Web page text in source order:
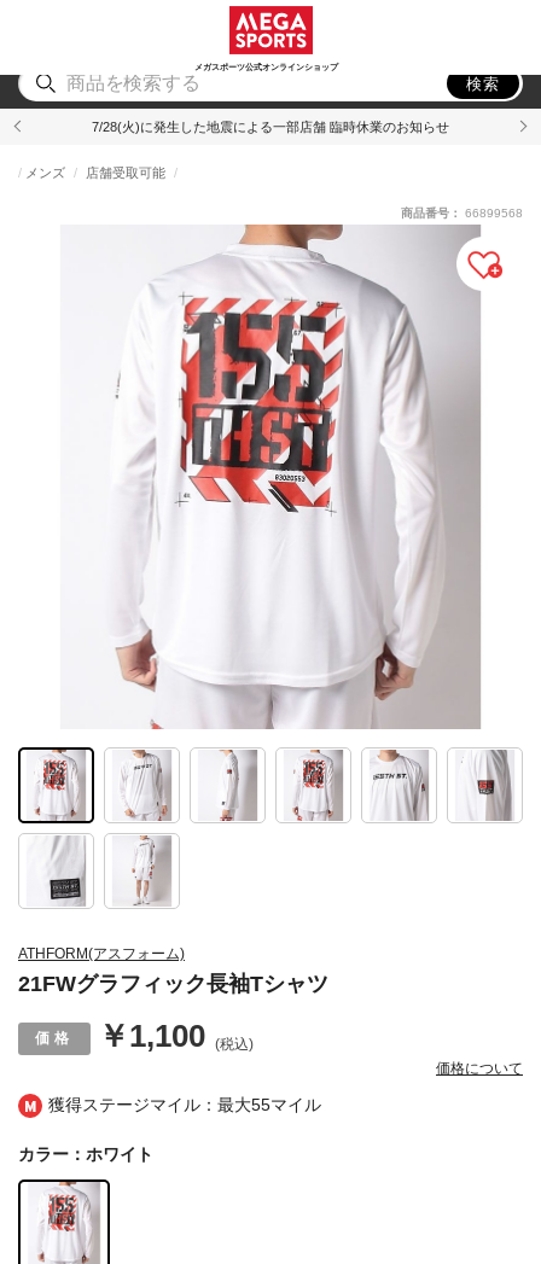
メガスポーツ公式オンラインショップ
アウトドア
検索
7/28(火)に発生した地震による一部店舗 臨時休業のお知らせ
獲得ステージマイル：最大55マイル
ATHFORM(アスフォーム)
21FWグラフィック長袖Tシャツ
メンズ 店舗受取可能
￥1,100 (税込)
価格について
商品番号： 66899568
カラー：ホワイト